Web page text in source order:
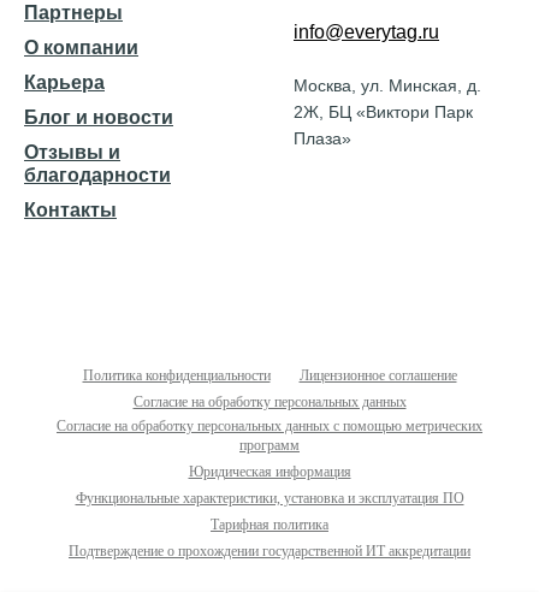
Партнеры
О компании
Карьера
Блог и новости
Отзывы и
благодарности
Контакты
info@everytag.ru
Москва, ул. Минская, д.
2Ж, БЦ «Виктори Парк
Плаза»
Политика конфиденциальности
Лицензионное соглашение
Согласие на обработку персональных данных
Согласие на обработку персональных данных с помощью метрических
программ
Юридическая информация
Функциональные характеристики, установка и эксплуатация ПО
Тарифная политика
Подтверждение о прохождении государственной ИТ аккредитации